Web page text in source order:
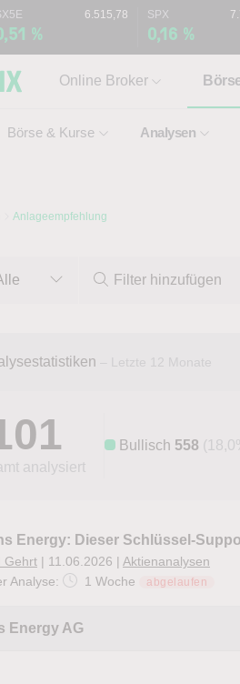
6.515,78
%
SPX
0,16 %
Online Broker
Börse & Kurse Analysen
Anlageempfehlung
– Letzte 12 Monate
analysiert
Bullisch 558
Energy: Dieser Schlüssel-
Gehrt | 11.06.2026 | Aktienanalysen
Analyse:
1 Woche abgelaufen
Energy AG